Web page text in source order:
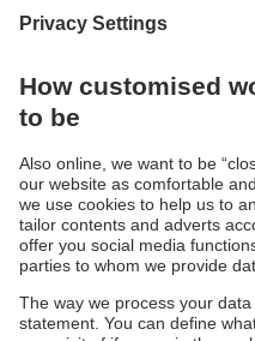
données avec les
Dans beaucoup de phases
de production, les codeurs
que détecteurs fiables pour
aux cotes. Ils sont
ou multi-tours avec
Durabilité
Conditions générales de vente